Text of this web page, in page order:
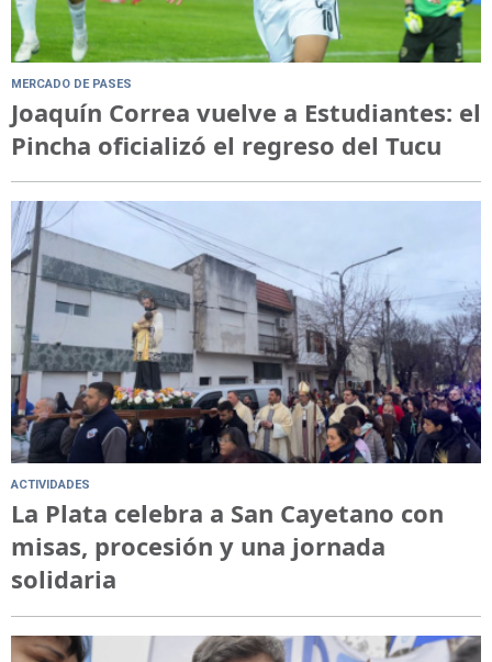
MERCADO DE PASES
Joaquín Correa vuelve a Estudiantes: el
Pincha oficializó el regreso del Tucu
ACTIVIDADES
La Plata celebra a San Cayetano con
misas, procesión y una jornada
solidaria